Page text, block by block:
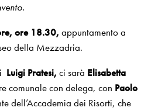
ore 18.30, appuntamento a
della Mezzadria.
Luigi Pratesi, ci sarà Elisabetta
comunale con delega, con Paolo
dell’Accademia dei Risorti, che